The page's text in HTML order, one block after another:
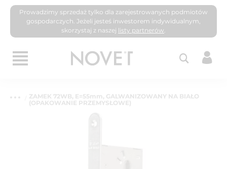
Prowadzimy sprzedaż tylko dla zarejestrowanych podmiotów
gospodarczych. Jeżeli jesteś inwestorem indywidualnym,
skorzystaj z naszej listy partnerów.
ZAMEK 72WB, E=55mm, GALWANIZOWANY NA BIAŁO
(OPAKOWANIE PRZEMYSŁOWE)